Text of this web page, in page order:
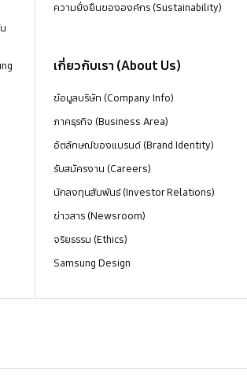
ความยั่งยืนขององค์กร (Sustainability)
เกี่ยวกับเรา (About Us)
ข้อมูลบริษัท (Company Info)
ภาคธุรกิจ (Business Area)
อัตลักษณ์ของแบรนด์ (Brand Identity)
รับสมัครงาน (Careers)
นักลงทุนสัมพันธ์ (Investor Relations)
ข่าวสาร (Newsroom)
จริยธรรม (Ethics)
Samsung Design